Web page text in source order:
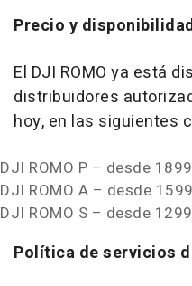
Precio y
El DJI ROMO ya está
distribuidores
hoy, en las siguientes
DJI ROMO P – desde
DJI ROMO A – desde
DJI ROMO S – desde
Política de servicios